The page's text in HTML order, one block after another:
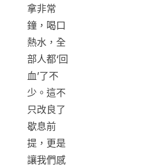
拿非常
鐘，喝口
熱水，全
部人都‘回
血’了不
少。這不
只改良了
歇息前
提，更是
讓我們感